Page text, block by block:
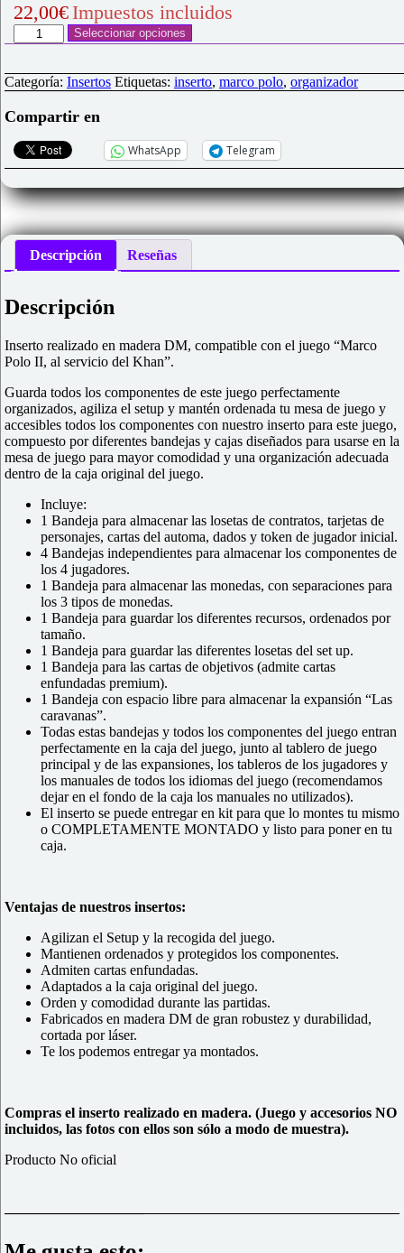
22,00€ Impuestos incluidos
Inserto
para
Polo
II"
cantidad
Seleccionar opciones
Categoría: Insertos Etiquetas: inserto, marco polo, organizador
Compartir en
WhatsApp Telegram
Descripción Reseñas
Descripción
Inserto realizado en madera DM, compatible con el juego “Marco
Polo II, al servicio del Khan”.
Guarda todos los componentes de este juego perfectamente
organizados, agiliza el setup y mantén ordenada tu mesa de juego y
accesibles todos los componentes con nuestro inserto para este juego,
compuesto por diferentes bandejas y cajas diseñados para usarse en la
mesa de juego para mayor comodidad y una organización adecuada
dentro de la caja original del juego.
Incluye:
1 Bandeja para almacenar las losetas de contratos, tarjetas de
personajes, cartas del automa, dados y token de jugador inicial.
4 Bandejas independientes para almacenar los componentes de
los 4 jugadores.
1 Bandeja para almacenar las monedas, con separaciones para
los 3 tipos de monedas.
1 Bandeja para guardar los diferentes recursos, ordenados por
tamaño.
1 Bandeja para guardar las diferentes losetas del set up.
1 Bandeja para las cartas de objetivos (admite cartas
enfundadas premium).
1 Bandeja con espacio libre para almacenar la expansión “Las
caravanas”.
Todas estas bandejas y todos los componentes del juego entran
perfectamente en la caja del juego, junto al tablero de juego
principal y de las expansiones, los tableros de los jugadores y
los manuales de todos los idiomas del juego (recomendamos
dejar en el fondo de la caja los manuales no utilizados).
El inserto se puede entregar en kit para que lo montes tu mismo
o COMPLETAMENTE MONTADO y listo para poner en tu
caja.
Ventajas de nuestros insertos:
Agilizan el Setup y la recogida del juego.
Mantienen ordenados y protegidos los componentes.
Admiten cartas enfundadas.
Adaptados a la caja original del juego.
Orden y comodidad durante las partidas.
Fabricados en madera DM de gran robustez y durabilidad,
cortada por láser.
Te los podemos entregar ya montados.
Compras el inserto realizado en madera. (Juego y accesorios NO
incluidos, las fotos con ellos son sólo a modo de muestra).
Producto No oficial